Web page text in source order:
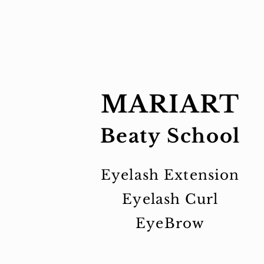
MARIART
Beaty School
Eyelash Extension
Eyelash Curl
EyeBrow